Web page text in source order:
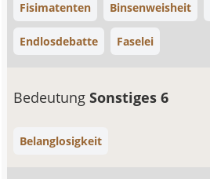
Fisimatenten Binsenweisheit
Endlosdebatte Faselei
BedeutungSonstiges 6
Belanglosigkeit